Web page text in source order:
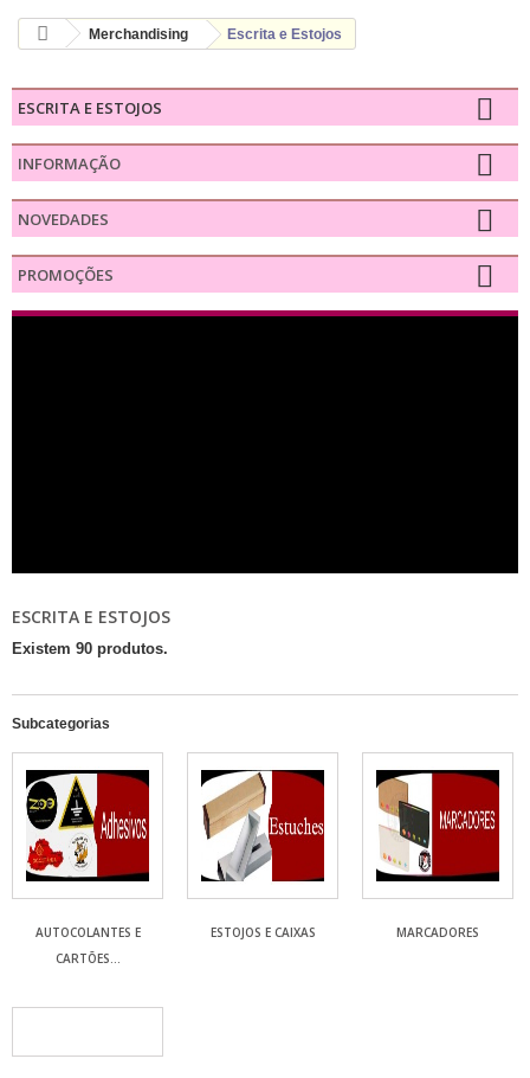
Merchandising Escrita e Estojos
ESCRITA E ESTOJOS
INFORMAÇÃO
NOVEDADES
PROMOÇÕES
ESCRITA E ESTOJOS
Existem 90 produtos.
Subcategorias
AUTOCOLANTES E
CARTÕES...
ESTOJOS E CAIXAS MARCADORES